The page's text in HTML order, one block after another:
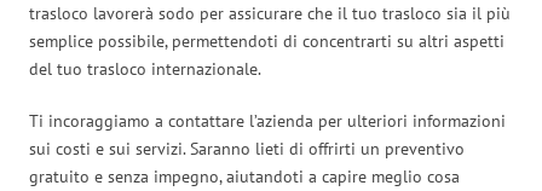
trasloco lavorerà sodo per assicurare che il tuo trasloco sia il più
semplice possibile, permettendoti di concentrarti su altri aspetti
del tuo trasloco internazionale.
Ti incoraggiamo a contattare l’azienda per ulteriori informazioni
sui costi e sui servizi. Saranno lieti di offrirti un preventivo
gratuito e senza impegno, aiutandoti a capire meglio cosa